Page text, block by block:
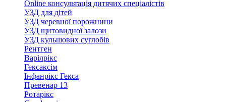
Online консультація дитячих спеціалістів
УЗД для дітей
УЗД черевної порожнини
УЗД щитовидної залози
УЗД кульшових суглобів
Рентген
Варілрікс
Гексаксім
Інфанрікс Гекса
Превенар 13
Ротарікс